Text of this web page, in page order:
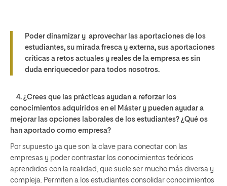
Poder dinamizar y aprovechar las aportaciones de los
estudiantes, su mirada fresca y externa, sus aportaciones
críticas a retos actuales y reales de la empresa es sin
duda enriquecedor para todos nosotros.
4. ¿Crees que las prácticas ayudan a reforzar los
conocimientos adquiridos en el Máster y pueden ayudar a
mejorar las opciones laborales de los estudiantes? ¿Qué os
han aportado como empresa?
Por supuesto ya que son la clave para conectar con las
empresas y poder contrastar los conocimientos teóricos
aprendidos con la realidad, que suele ser mucho más diversa y
compleja. Permiten a los estudiantes consolidar conocimientos